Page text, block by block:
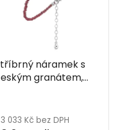
náramek s
granátem,
3 033 Kč bez DPH